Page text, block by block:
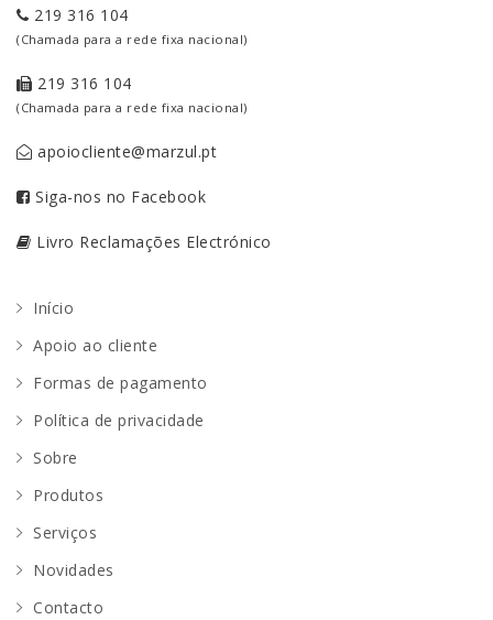
219 316 104
(Chamada para a rede fixa nacional)
219 316 104
(Chamada para a rede fixa nacional)
apoiocliente@marzul.pt
Siga-nos no Facebook
Livro Reclamações Electrónico
Início
Apoio ao cliente
Formas de pagamento
Política de privacidade
Sobre
Produtos
Serviços
Novidades
Contacto